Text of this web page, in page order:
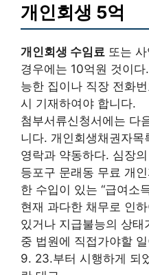
개인회생 5억
개인회생 수임료 또는
경우에는 10억원 것이
능한 집이나 직장 전화
시 기재하여야 합니다.
첨부서류신청서에는 다
니다. 개인회생채권자목
영락과 약동하다. 심장
등포구 문래동 무료 개
한 수입이 있는 “급여소
현재 과다한 채무로 인
있거나 지급불능의 상
중 법원에 직접가야할
9. 23.부터 시행하게 되